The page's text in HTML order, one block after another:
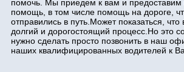
помочь. Мы приедем к вам и
помощь, в том числе помощь на дороге,
отправились в путь.Может показаться, что
долгий и дорогостоящий процесс.Но это
нужно сделать просто позвонить в наш
наших квалифицированных водителей к